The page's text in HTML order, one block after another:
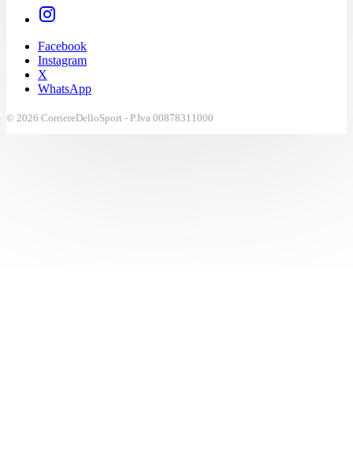
Facebook
Instagram
X
WhatsApp
© 2026 CorriereDelloSport - P.Iva 00878311000